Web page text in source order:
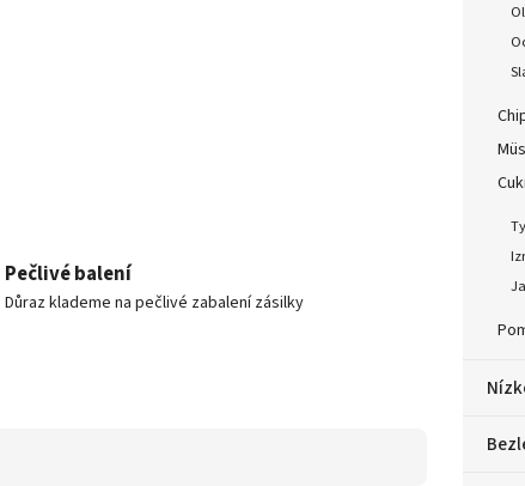
Pečlivé balení
Důraz klademe na pečlivé zabalení zásilky